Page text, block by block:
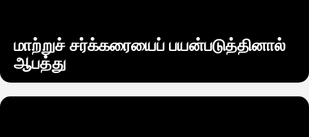
மாற்றுச் சர்க்கரையைப் பயன்படுத்தினால்
ஆபத்து